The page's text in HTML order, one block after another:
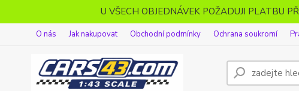
U VŠECH OBJEDNÁVEK POŽADUJI PLATBU
O nás Jak nakupovat Obchodní podmínky Ochrana soukromí